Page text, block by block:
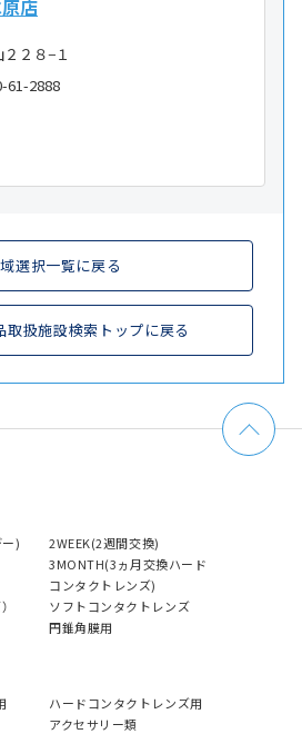
店
２２８−１
61-2888
選択一覧に戻る
取扱施設検索トップに戻る
)
2WEEK(2週間交換)
3MONTH(3ヵ月交換ハード
コンタクトレンズ)
ソフトコンタクトレンズ
円錐角膜用
ハードコンタクトレンズ用
アクセサリー類